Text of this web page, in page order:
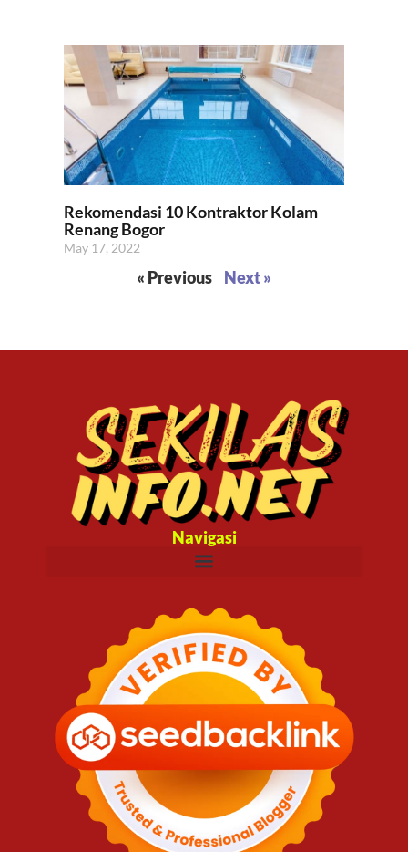
Rekomendasi 10 Kontraktor Kolam
Renang Bogor
May 17, 2022
« Previous Next »
Navigasi